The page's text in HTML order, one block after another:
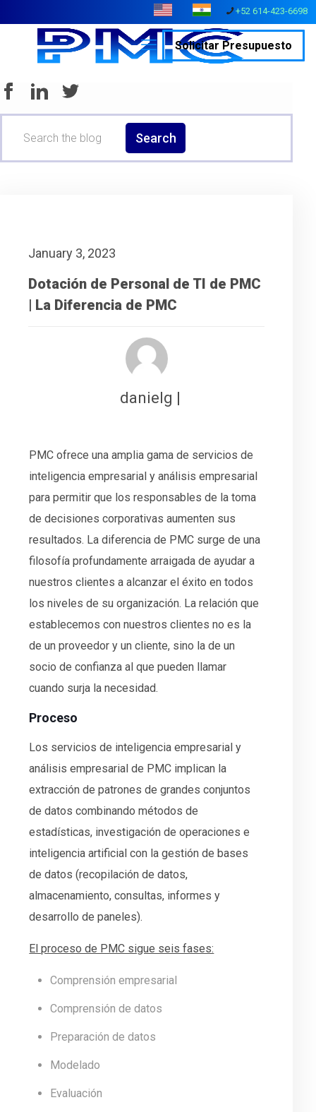
+52 614-423-6698
Solicitar Presupuesto
Search
January 3, 2023
Dotación de Personal de TI de PMC
| La Diferencia de PMC
danielg |
PMC ofrece una amplia gama de servicios de
inteligencia empresarial y análisis empresarial
para permitir que los responsables de la toma
de decisiones corporativas aumenten sus
resultados. La diferencia de PMC surge de una
filosofía profundamente arraigada de ayudar a
nuestros clientes a alcanzar el éxito en todos
los niveles de su organización. La relación que
establecemos con nuestros clientes no es la
de un proveedor y un cliente, sino la de un
socio de confianza al que pueden llamar
cuando surja la necesidad.
Proceso
Los servicios de inteligencia empresarial y
análisis empresarial de PMC implican la
extracción de patrones de grandes conjuntos
de datos combinando métodos de
estadísticas, investigación de operaciones e
inteligencia artificial con la gestión de bases
de datos (recopilación de datos,
almacenamiento, consultas, informes y
desarrollo de paneles).
El proceso de PMC sigue seis fases:
Comprensión empresarial
Comprensión de datos
Preparación de datos
Modelado
Evaluación